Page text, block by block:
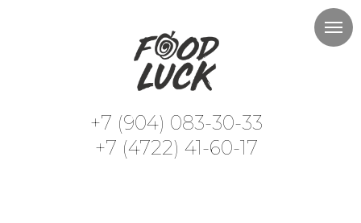
+7 (904) 083-30-33
+7 (4722) 41-60-17